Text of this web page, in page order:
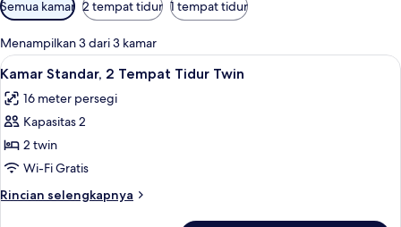
tersedia
untuk
kamar
Semua kamar 2 tempat tidur 1 tempat tidur
Menampilkan 3 dari 3 kamar
Lihat
semua
foto
untuk
Kamar
Standar,
2
Tempat
Seprai premium, meja kerja, tirai
7
Kamar Standar, 2 Tempat Tidur Twin
16 meter persegi
Kapasitas 2
2 twin
Wi-Fi Gratis
Rincian selengkapnya
Rincian